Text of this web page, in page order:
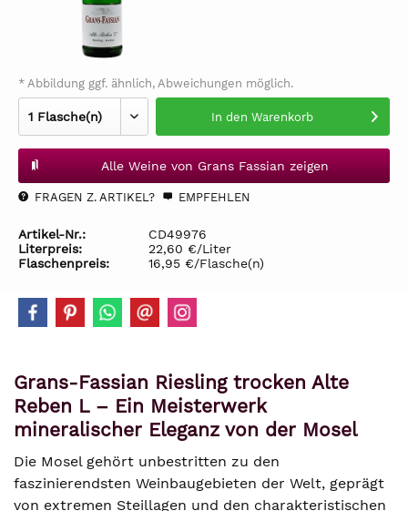
* Abbildung ggf. ähnlich, Abweichungen möglich.
In den Warenkorb
Alle Weine von Grans Fassian zeigen
FRAGEN Z. ARTIKEL? EMPFEHLEN
Artikel-Nr.:
CD49976
Literpreis:
22,60 €/Liter
Flaschenpreis:
16,95 €/Flasche(n)
Grans-Fassian Riesling trocken Alte
Reben L – Ein Meisterwerk
mineralischer Eleganz von der Mosel
Die Mosel gehört unbestritten zu den
faszinierendsten Weinbaugebieten der Welt, geprägt
von extremen Steillagen und den charakteristischen